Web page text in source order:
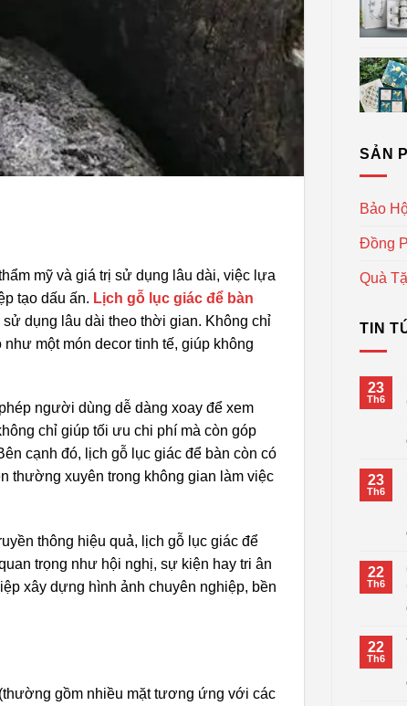
mỹ và giá trị sử dụng lâu dài, việc lựa
tạo dấu ấn. Lịch gỗ lục giác để bàn
dụng lâu dài theo thời gian. Không chỉ
như một món decor tinh tế, giúp không
người dùng dễ dàng xoay để xem
chỉ giúp tối ưu chi phí mà còn góp
cạnh đó, lịch gỗ lục giác để bàn còn có
thường xuyên trong không gian làm việc
thông hiệu quả, lịch gỗ lục giác để
trọng như hội nghị, sự kiện hay tri ân
xây dựng hình ảnh chuyên nghiệp, bền
gồm nhiều mặt tương ứng với các
SẢN
Bảo
Đồng
Quà
TIN
23
Th6
23
Th6
22
Th6
22
Th6